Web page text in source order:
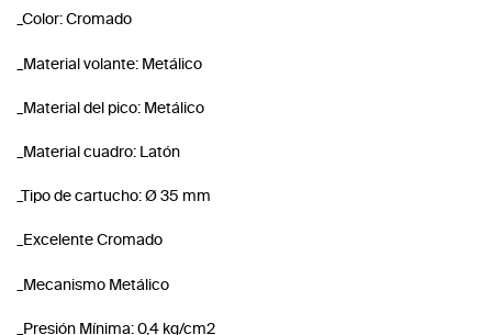
_Color: Cromado
_Material volante: Metálico
_Material del pico: Metálico
_Material cuadro: Latón
_Tipo de cartucho: Ø 35 mm
_Excelente Cromado
_Mecanismo Metálico
_Presión Mínima: 0,4 kg/cm2